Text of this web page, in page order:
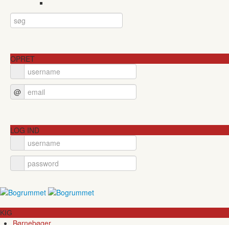
OPRET
@
LOG IND
KIG
Børnebøger